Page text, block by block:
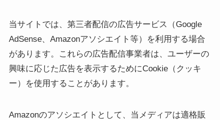
当サイトでは、第三者配信の広告サービス（Google
AdSense、Amazonアソシエイト等）を利用する場合
があります。これらの広告配信事業者は、ユーザーの
興味に応じた広告を表示するためにCookie（クッキ
ー）を使用することがあります。
Amazonのアソシエイトとして、当メディアは適格販